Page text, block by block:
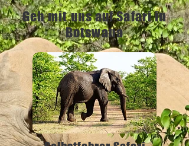
Geh mit uns auf Safari in
Botswana